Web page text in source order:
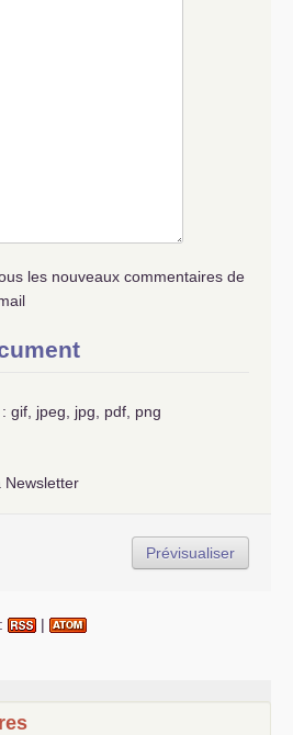
les nouveaux commentaires de
gif, jpeg, jpg, pdf, png
Newsletter
|